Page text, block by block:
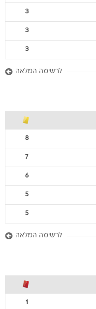
3
3
3
לרשימה המלאה
8
7
6
5
5
לרשימה המלאה
1